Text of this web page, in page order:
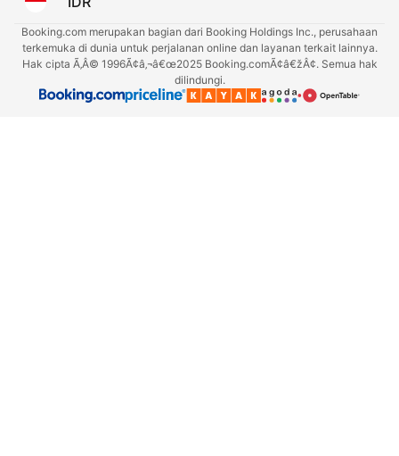
Booking.com merupakan bagian dari Booking Holdings Inc., perusahaan
terkemuka di dunia untuk perjalanan online dan layanan terkait lainnya.
Hak cipta Ã‚Â© 1996Ã¢â‚¬â€œ2025 Booking.comÃ¢â€žÂ¢. Semua hak
dilindungi.